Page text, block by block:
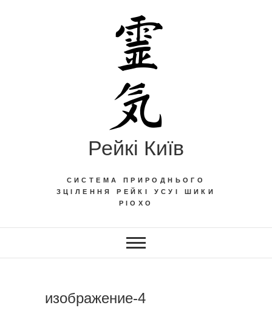
Рейкі Київ
СИСТЕМА ПРИРОДНЬОГО
ЗЦІЛЕННЯ РЕЙКІ УСУІ ШИКИ
РІОХО
изображение-4